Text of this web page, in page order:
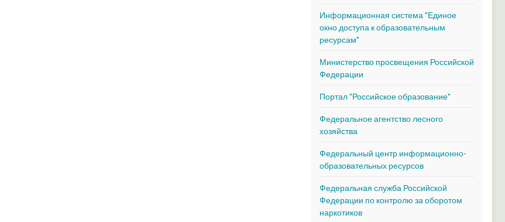
Информационная система "Единое
окно доступа к образовательным
ресурсам"
Министерство просвещения Российской
Федерации
Портал "Российское образование"
Федеральное агентство лесного
хозяйства
Федеральный центр информационно-
образовательных ресурсов
Федеральная служба Российской
Федерации по контролю за оборотом
наркотиков